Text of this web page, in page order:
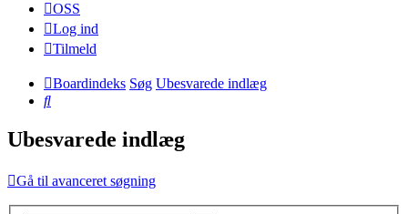
OSS
Log ind
Tilmeld
Boardindeks Søg Ubesvarede indlæg
Søg
Ubesvarede indlæg
Gå til avanceret søgning